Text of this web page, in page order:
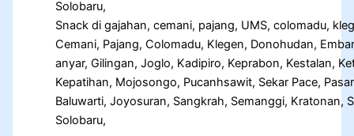
Snack di gajahan, cemani, pajang, UMS, colomadu,
Cemani, Pajang, Colomadu, Klegen, Donohudan,
anyar, Gilingan, Joglo, Kadipiro, Keprabon, Kestalan,
Kepatihan, Mojosongo, Pucanhsawit, Sekar Pace,
Baluwarti, Joyosuran, Sangkrah, Semanggi, Kratonan,
Solobaru,